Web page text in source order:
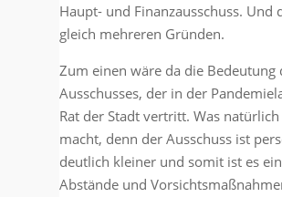
Haupt- und Finanzausschuss. Und
gleich mehreren Gründen.
Zum einen wäre da die Bedeutung
Ausschusses, der in der
Rat der Stadt vertritt. Was natürlich
macht, denn der Ausschuss ist
deutlich kleiner und somit ist es
Abstände und